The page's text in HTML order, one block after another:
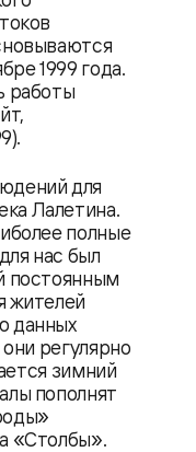
1999 года.
работы
для
Лалетина.
полные
нас был
постоянным
жителей
данных
регулярно
зимний
пополнят
«Столбы».